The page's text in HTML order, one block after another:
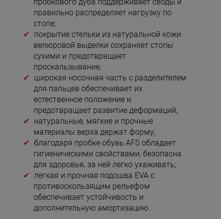
правильно распределяет нагрузку по
стопе;
покрытие стельки из натуральной кожи
велюровой выделки сохраняет стопы
сухими и предотвращает
проскальзывание;
широкая носочная часть с разделителем
для пальцев обеспечивает их
естественное положение и
предотвращает развитие деформаций;
натуральные, мягкие и прочные
материалы верха держат форму;
благодаря пробке обувь AFS обладает
гигиеническими свойствами, безопасна
для здоровья, за ней легко ухаживать;
легкая и прочная подошва EVA с
противоскользящим рельефом
обеспечивает устойчивость и
дополнительную амортизацию.